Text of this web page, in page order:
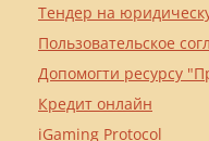
Тендер на
Пользовательское
Допомогти ресурсу
Кредит онлайн
iGaming Protocol